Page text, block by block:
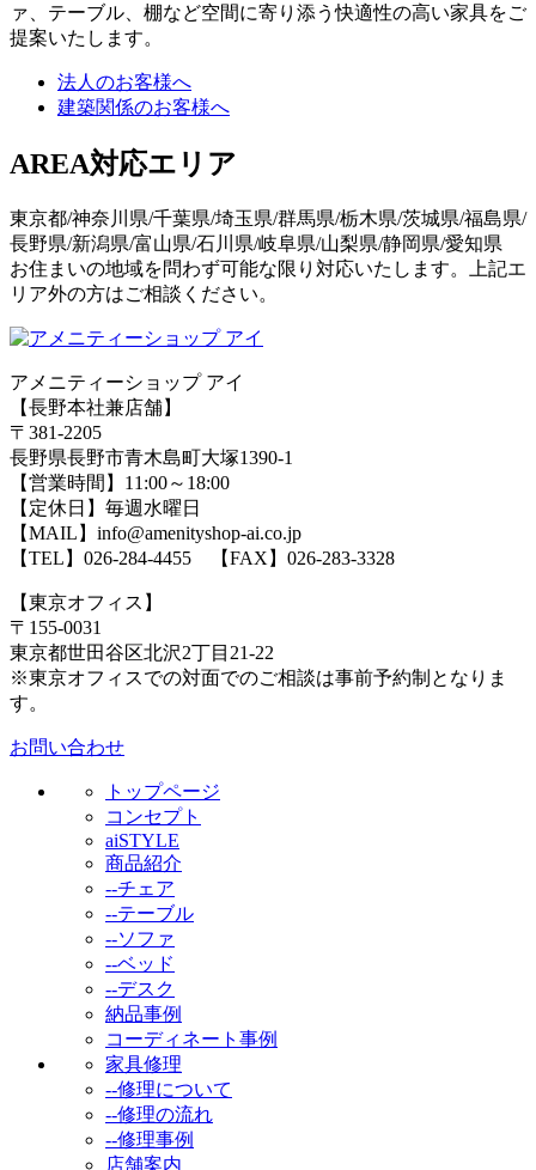
ァ、テーブル、棚など空間に寄り添う快適性の高い家具をご
提案いたします。
法人のお客様へ
建築関係のお客様へ
AREA対応エリア
東京都/神奈川県/千葉県/埼玉県/群馬県/栃木県/茨城県/福島県/
長野県/新潟県/富山県/石川県/岐阜県/山梨県/静岡県/愛知県
お住まいの地域を問わず可能な限り対応いたします。上記エ
リア外の方はご相談ください。
アメニティーショップ アイ
【長野本社兼店舗】
〒381-2205
長野県長野市青木島町大塚1390-1
【営業時間】11:00～18:00
【定休日】毎週水曜日
【MAIL】info@amenityshop-ai.co.jp
【TEL】 026-284-4455 【FAX】026-283-3328
【東京オフィス】
〒155-0031
東京都世田谷区北沢2丁目21-22
※東京オフィスでの対面でのご相談は事前予約制となりま
す。
お問い合わせ
トップページ
コンセプト
aiSTYLE
商品紹介
--チェア
--テーブル
--ソファ
--ベッド
--デスク
納品事例
コーディネート事例
家具修理
--修理について
--修理の流れ
--修理事例
店舗案内